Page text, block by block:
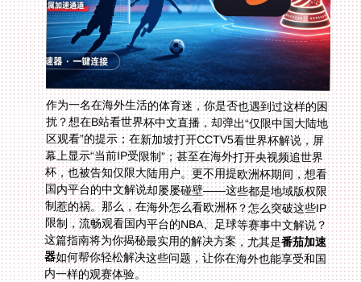
作为一名在海外生活的体育迷，你是否也遇到过这样的困
扰？想在B站看世界杯中文直播，却弹出“仅限中国大陆地
区观看”的提示；在新加坡打开CCTV5看世界杯解说，屏
幕上显示“当前IP受限制”；甚至在海外打开央视频追世界
杯，也被告知仅限大陆用户。更不用提欧洲杯期间，想看
国内平台的中文解说却屡屡碰壁——这些都是地域版权限
制惹的祸。那么，在海外怎么看欧洲杯？怎么突破这些IP
限制，流畅观看国内平台的NBA、足球等赛事中文解说？
这篇指南将为你揭秘最实用的解决方案，尤其是番茄加速
器如何帮你轻松解决这些问题，让你在海外也能享受和国
内一样的观赛体验。